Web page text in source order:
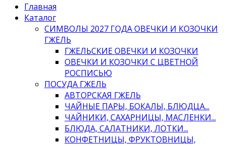
Главная
Каталог
СИМВОЛЫ 2027 ГОДА ОВЕЧКИ И КОЗОЧКИ
ГЖЕЛЬ
ГЖЕЛЬСКИЕ ОВЕЧКИ И КОЗОЧКИ
ОВЕЧКИ И КОЗОЧКИ С ЦВЕТНОЙ
РОСПИСЬЮ
ПОСУДА ГЖЕЛЬ
АВТОРСКАЯ ГЖЕЛЬ
ЧАЙНЫЕ ПАРЫ, БОКАЛЫ, БЛЮДЦА...
ЧАЙНИКИ, САХАРНИЦЫ, МАСЛЕНКИ...
БЛЮДА, САЛАТНИКИ, ЛОТКИ...
КОНФЕТНИЦЫ, ФРУКТОВНИЦЫ,